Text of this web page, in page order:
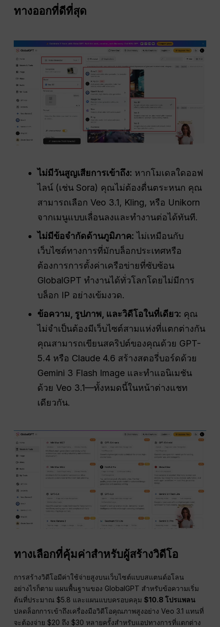
ทางออกที่ดีที่สุด
ไม่มีวันสูญเสียการเข้าถึง: หากโมเดลใดออฟ
ไลน์ (เช่น Sora) คุณไม่ต้องตื่นตระหนก คุณ
สามารถเลือก Veo 3.1, Kling, หรือ Unikorn
จากเมนูแบบเลื่อนลงและทำงานต่อได้ทันที.
ไม่มีข้อจำกัดด้านภูมิภาค: ไม่เหมือนกับ
เว็บไซต์ทางการที่มักบล็อกประเทศหรือ
ต้องการการตั้งค่าเครือข่ายที่ซับซ้อน
GlobalGPT ทำงานได้ทั่วโลกโดยไม่มีการ
บล็อก IP อย่างเข้มงวด.
ข้อความ, รูปภาพ, และวิดีโอในที่เดียว: คุณ
ไม่จำเป็นต้องมีเว็บไซต์สามแห่งที่แตกต่างกัน
คุณสามารถเขียนสคริปต์ของคุณด้วย GPT-
5.4 หรือ Claude 4.6 สร้างสตอรี่บอร์ดด้วย
Gemini 3 Flash Image และทำแอนิเมชัน
ด้วย Veo 3.1—ทั้งหมดนี้ในหน้าต่างแชท
เดียวกัน.
ทางเลือกที่คุ้มค่าสำหรับผู้สร้างวิดีโอ
การสร้างวิดีโอมีค่าใช้จ่ายสูงบนเว็บไซต์แบบสแตนด์อโลน
อย่างไรก็ตาม แผนพื้นฐานของ GlobalGPT สำหรับข้อความเริ่ม
ต้นที่ประมาณ $5.8 และแผนแบบครอบคลุม$10.8 โปรแพลน
ปลดล็อกการเข้าถึงเครื่องมือวิดีโอคุณภาพสูงอย่าง Veo 3.1 แทนที่
จะต้องจ่าย $20 ถึง $30 หลายครั้งสำหรับแอปทางการที่แตกต่าง